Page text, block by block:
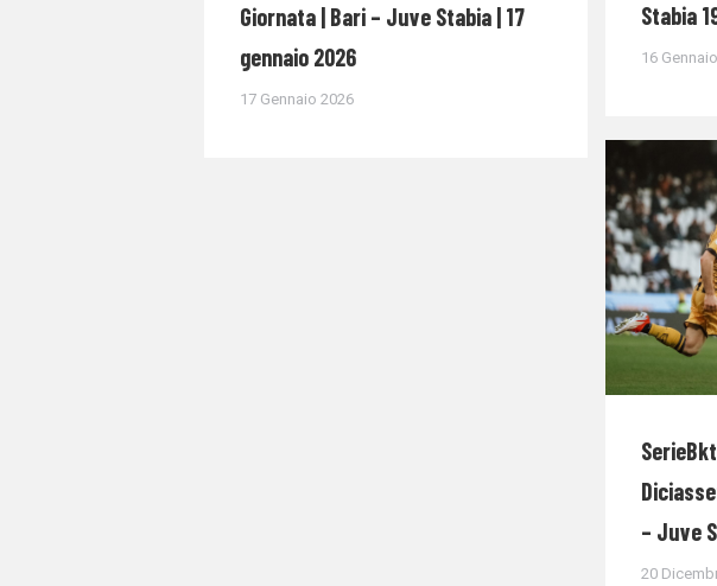
Giornata | Bari – Juve Stabia | 17
gennaio 2026
17 Gennaio 2026
Stabia
16
– Juve
20